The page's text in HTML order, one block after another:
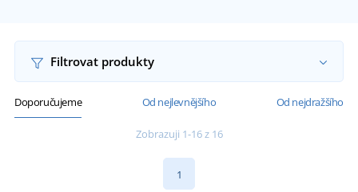
Filtrovat produkty
Doporučujeme Od nejlevnějšího Od nejdražšího
Zobrazuji 1-16 z 16
1